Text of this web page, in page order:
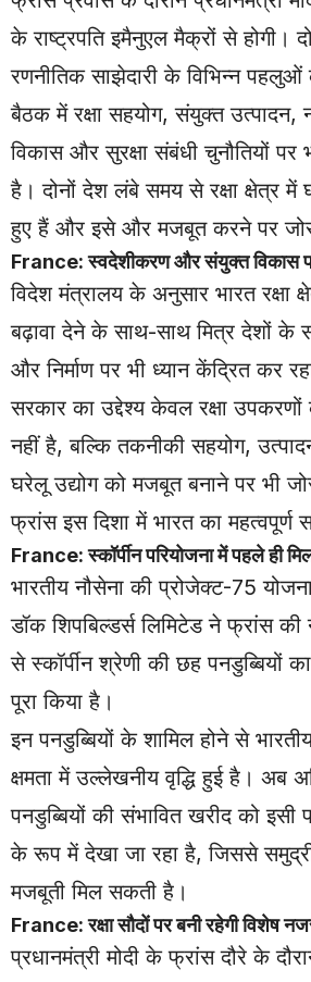
के राष्ट्रपति इमैनुएल मैक्रों से होगी।
रणनीतिक साझेदारी के विभिन्न पहलुओं
बैठक में रक्षा सहयोग, संयुक्त
विकास और सुरक्षा संबंधी चुनौतियों पर
है। दोनों देश लंबे समय से रक्षा क्षेत्र में
हुए हैं और इसे और मजबूत करने पर
France: स्वदेशीकरण और संयुक्त विकास
विदेश मंत्रालय के अनुसार भारत रक्षा
बढ़ावा देने के साथ-साथ मित्र देशों के
और निर्माण पर भी ध्यान केंद्रित कर
सरकार का उद्देश्य केवल रक्षा
नहीं है, बल्कि तकनीकी सहयोग,
घरेलू उद्योग को मजबूत बनाने पर भी
फ्रांस इस दिशा में भारत का महत्वपूर्ण
France: स्कॉर्पीन परियोजना में पहले ही
भारतीय नौसेना की प्रोजेक्ट-75
डॉक शिपबिल्डर्स लिमिटेड ने फ्रांस
से स्कॉर्पीन श्रेणी की छह पनडुब्बियों
पूरा किया है।
इन पनडुब्बियों के शामिल होने से
क्षमता में उल्लेखनीय वृद्धि हुई है। अब
पनडुब्बियों की संभावित खरीद को इसी
के रूप में देखा जा रहा है, जिससे
मजबूती मिल सकती है।
France: रक्षा सौदों पर बनी रहेगी विशेष
प्रधानमंत्री मोदी के फ्रांस दौरे के